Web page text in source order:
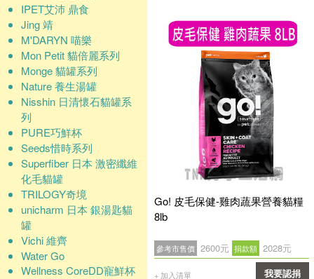
IPET艾沛 鼎食
Jing 靖
M'DARYN 喵樂
Mon Petit 貓倍麗系列
Monge 貓罐系列
Nature 養生湯罐
Nisshin 日清懷石貓罐系
列
PURE巧鮮杯
Seeds惜時系列
Superfiber 日本 激密纖維
化毛貓罐
TRILOGY奇境
unicharm 日本 銀湯匙貓
罐
Vichi 維齊
Water Go
Wellness CoreDD寵鮮杯
Go! 皮毛保健-雞肉蔬果營養貓糧
8lb
參考市售價 2600元 捐款額 2028元
+ 加入清單 我要認捐